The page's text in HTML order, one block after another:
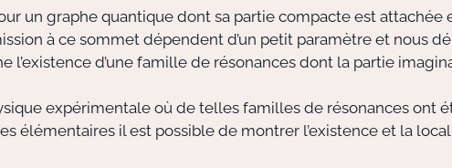
un graphe quantique dont sa partie compacte est attachée
à ce sommet dépendent d’un petit paramètre et nous
l’existence d’une famille de résonances dont la partie
expérimentale où de telles familles de résonances ont
élémentaires il est possible de montrer l’existence et la